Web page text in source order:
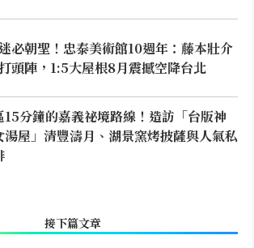
必朝聖！忠泰美術館10週年：藤本壯介
頭陣，1:5大屋根8月震撼空降台北
15分鐘的嘉義祕境路線！造訪「台版神
湯屋」清豐濤月、湖景窯烤披薩與人氣私
接下篇文章